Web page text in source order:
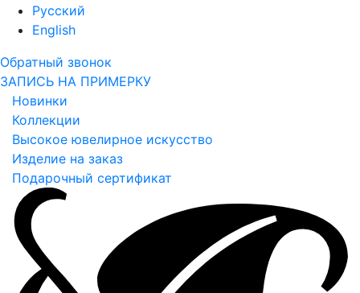
Русский
English
Обратный звонок
ЗАПИСЬ НА ПРИМЕРКУ
Новинки
Коллекции
Высокое ювелирное искусство
Изделие на заказ
Подарочный сертификат